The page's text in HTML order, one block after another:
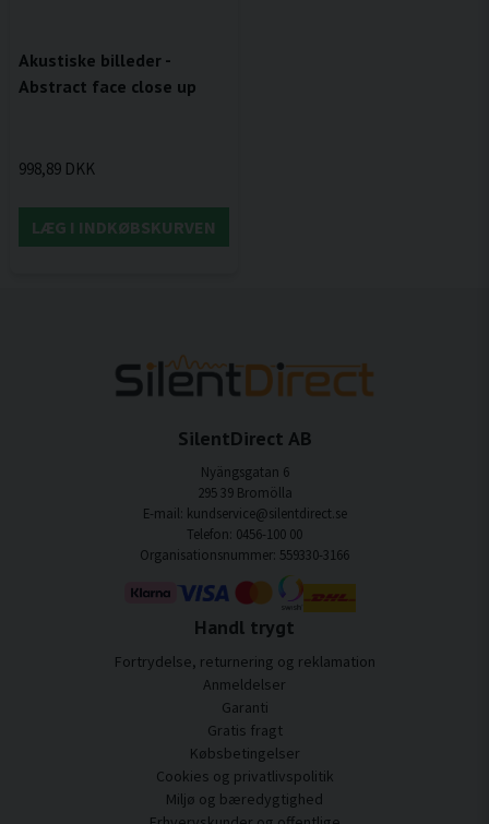
Akustiske billeder -
Abstract face close up
998,89 DKK
LÆG I INDKØBSKURVEN
SilentDirect AB
Nyängsgatan 6
295 39 Bromölla
E-mail: kundservice@silentdirect.se
Telefon: 0456-100 00
Organisationsnummer: 559330-3166
Handl trygt
Fortrydelse, returnering og reklamation
Anmeldelser
Garanti
Gratis fragt
Købsbetingelser
Cookies og privatlivspolitik
Miljø og bæredygtighed